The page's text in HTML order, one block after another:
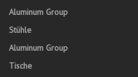
Aluminum Group
Stühle
Aluminum Group
Tische